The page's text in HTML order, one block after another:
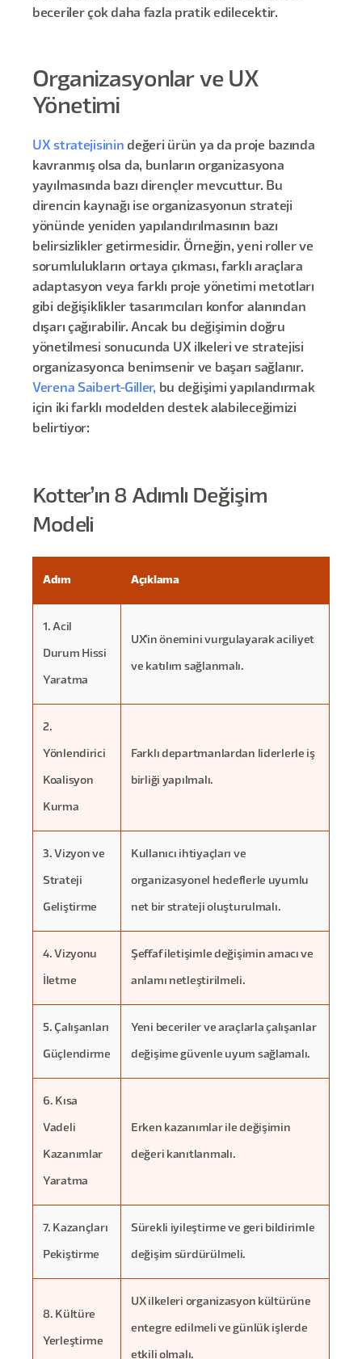
beceriler çok daha fazla pratik edilecektir.
Organizasyonlar ve UX
Yönetimi
UX stratejisinin değeri ürün ya da proje bazında
kavranmış olsa da, bunların organizasyona
yayılmasında bazı dirençler mevcuttur. Bu
direncin kaynağı ise organizasyonun strateji
yönünde yeniden yapılandırılmasının bazı
belirsizlikler getirmesidir. Örneğin, yeni roller ve
sorumlulukların ortaya çıkması, farklı araçlara
adaptasyon veya farklı proje yönetimi metotları
gibi değişiklikler tasarımcıları konfor alanından
dışarı çağırabilir. Ancak bu değişimin doğru
yönetilmesi sonucunda UX ilkeleri ve stratejisi
organizasyonca benimsenir ve başarı sağlanır.
Verena Saibert-Giller, bu değişimi yapılandırmak
için iki farklı modelden destek alabileceğimizi
belirtiyor:
Kotter’ın 8 Adımlı Değişim
Modeli
Adım Açıklama
1. Acil
Durum Hissi
Yaratma
UX'in önemini vurgulayarak aciliyet
ve katılım sağlanmalı.
2.
Yönlendirici
Koalisyon
Kurma
Farklı departmanlardan liderlerle iş
birliği yapılmalı.
3. Vizyon ve
Strateji
Geliştirme
Kullanıcı ihtiyaçları ve
organizasyonel hedeflerle uyumlu
net bir strateji oluşturulmalı.
4. Vizyonu
İletme
Şeffaf iletişimle değişimin amacı ve
anlamı netleştirilmeli.
5. Çalışanları
Güçlendirme
Yeni beceriler ve araçlarla çalışanlar
değişime güvenle uyum sağlamalı.
6. Kısa
Vadeli
Kazanımlar
Yaratma
Erken kazanımlar ile değişimin
değeri kanıtlanmalı.
7. Kazançları
Pekiştirme
Sürekli iyileştirme ve geri bildirimle
değişim sürdürülmeli.
8. Kültüre
Yerleştirme
UX ilkeleri organizasyon kültürüne
entegre edilmeli ve günlük işlerde
etkili olmalı.